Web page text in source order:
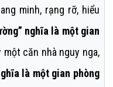
minh, rạng rỡ, hiểu
nghĩa là một gian
một căn nhà nguy nga,
là một gian phòng